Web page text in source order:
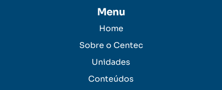
Menu
Home
Sobre o Centec
Unidades
Conteúdos